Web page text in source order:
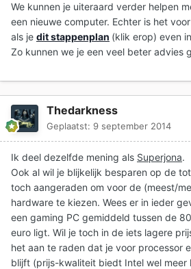
We kunnen je uiteraard verder helpen
een nieuwe computer. Echter is het
als je dit stappenplan (klik erop) even
Zo kunnen we je een veel beter advies
Thedarkness
Geplaatst: 9 september 2014
Ik deel dezelfde mening als Superjona.
Ook al wil je blijkelijk besparen op de
toch aangeraden om voor de (meest/
hardware te kiezen. Wees er in ieder
een gaming PC gemiddeld tussen de
euro ligt. Wil je toch in de iets lagere
het aan te raden dat je voor processor
blijft (prijs-kwaliteit biedt Intel wel meer